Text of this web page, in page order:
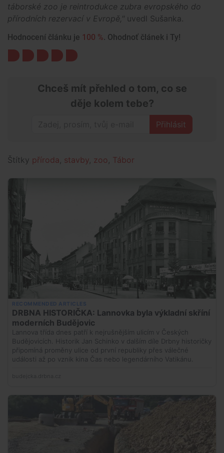
táborské zoo je reintrodukce zubra evropského do
přírodních rezervací v Evropě," uvedl Sušanka.
Hodnocení článku je 100 %. Ohodnoť článek i Ty!
Chceš mít přehled o tom, co se
děje kolem tebe?
Přihlásit
Štítky příroda stavby zoo Tábor